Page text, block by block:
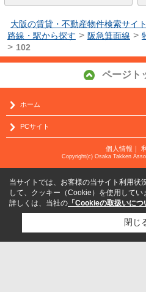
大阪の賃貸・不動産物件検索サイ
路線・駅から探す > 阪急箕面線 >
> 102
ページト
ホーム
PCサイト
個人情報 ｜
Copyright(c) Osaka Takken
当サイトでは、お客様の当サイト利用状
して、クッキー（Cookie）を使用してい
詳しくは、当社の 「Cookieの取扱いにつ
閉じ